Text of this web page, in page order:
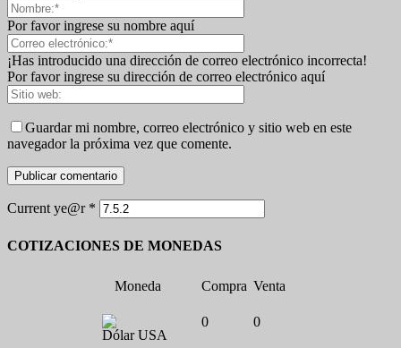
Por favor ingrese su nombre aquí
¡Has introducido una dirección de correo electrónico incorrecta!
Por favor ingrese su dirección de correo electrónico aquí
Guardar mi nombre, correo electrónico y sitio web en este
navegador la próxima vez que comente.
Current ye@r *
COTIZACIONES DE MONEDAS
Moneda Compra Venta
Dólar USA
0 0